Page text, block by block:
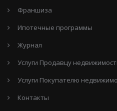
Франшиза
Ипотечные программы
Журнал
Услуги Продавцу
Услуги Покупателю
Контакты